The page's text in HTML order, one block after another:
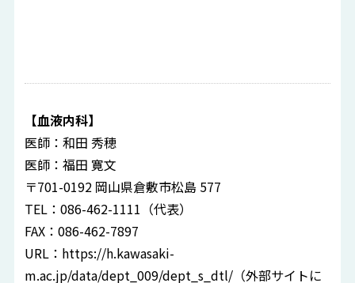
【血液内科】
医師：和田 秀穂
医師：福田 寛文
〒701-0192 岡山県倉敷市松島 577
TEL：086-462-1111（代表）
FAX：086-462-7897
URL： https://h.kawasaki-
m.ac.jp/data/dept_009/dept_s_dtl/ （外部サイトに